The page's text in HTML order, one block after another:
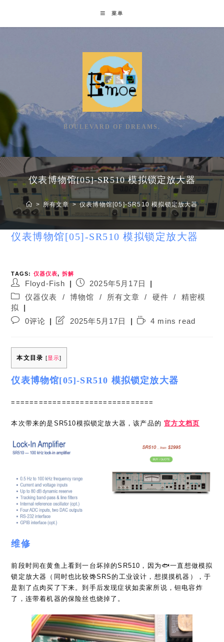
content
菜单
BOULEVARD OF DREAMS.
仪表博物馆[05]-SR510 模拟锁定放大器
> 所有文章 > 仪表博物馆[05]-SR510 模拟锁定放大器
仪表博物馆[05]-SR510 模拟锁定放大器
TAGS: 仪器仪表, 拆解
Post
author:
Floyd-Fish
Post
published:
2025年5月17日
Post
category:
仪器仪表 / 博物馆 / 所有文章 / 硬件 /
精密模
拟
Post0评论
Post2025年5月17日
Reading
4 mins read
本文目录 [显示]
仪表博物馆[05]-SR510 模拟锁定放大器
===============================
本次带来的是SR510模拟锁定放大器，该产品的官方文档页
维修
前段时间在黄鱼上看到一台坏掉的SR510，因为🐟一直想做模拟
锁定放大器（同时也比较馋SRS的工业设计，想摸摸机器），于
是割了点肉买了下来。到手后发现症状如卖家所说，钽电容炸
了，连带着机器的保险丝也烧掉了。